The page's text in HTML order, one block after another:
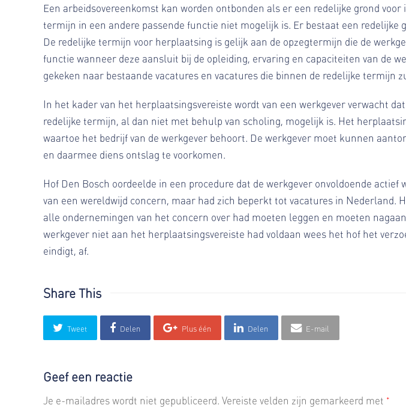
Een arbeidsovereenkomst kan worden ontbonden als er een redelijke grond
termijn in een andere passende functie niet mogelijk is. Er bestaat een
De redelijke termijn voor herplaatsing is gelijk aan de opzegtermijn die de
functie wanneer deze aansluit bij de opleiding, ervaring en capaciteiten van de
gekeken naar bestaande vacatures en vacatures die binnen de redelijke termijn
In het kader van het herplaatsingsvereiste wordt van een werkgever verwacht
redelijke termijn, al dan niet met behulp van scholing, mogelijk is. Het
waartoe het bedrijf van de werkgever behoort. De werkgever moet kunnen
en daarmee diens ontslag te voorkomen.
Hof Den Bosch oordeelde in een procedure dat de werkgever onvoldoende
van een wereldwijd concern, maar had zich beperkt tot vacatures in Nederland.
alle ondernemingen van het concern over had moeten leggen en moeten
werkgever niet aan het herplaatsingsvereiste had voldaan wees het hof het
eindigt, af.
Share This
Tweet Delen Plus één Delen E-mail
Geef een reactie
Je e-mailadres wordt niet gepubliceerd. Vereiste velden zijn gemarkeerd met *